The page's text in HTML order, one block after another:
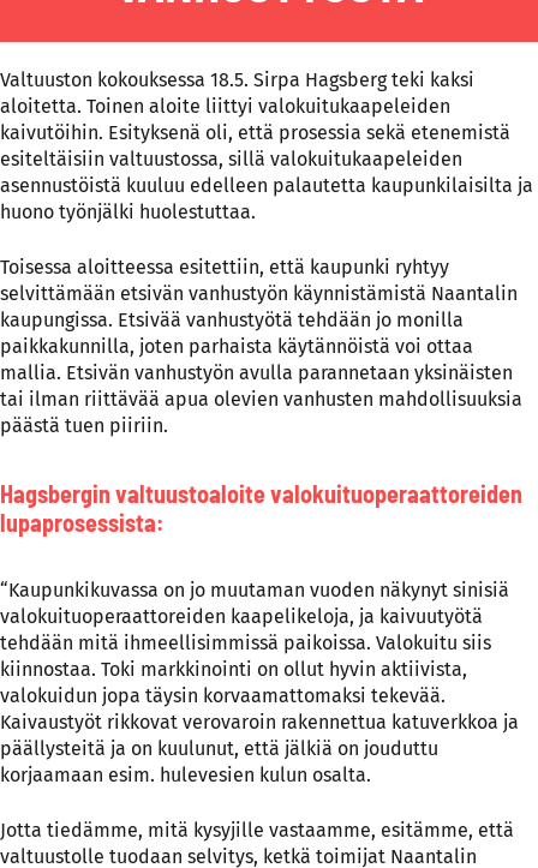
Valtuuston kokouksessa 18.5. Sirpa Hagsberg teki kaksi
aloitetta. Toinen aloite liittyi valokuitukaapeleiden
kaivutöihin. Esityksenä oli, että prosessia sekä etenemistä
esiteltäisiin valtuustossa, sillä valokuitukaapeleiden
asennustöistä kuuluu edelleen palautetta kaupunkilaisilta ja
huono työnjälki huolestuttaa.
Toisessa aloitteessa esitettiin, että kaupunki ryhtyy
selvittämään etsivän vanhustyön käynnistämistä Naantalin
kaupungissa. Etsivää vanhustyötä tehdään jo monilla
paikkakunnilla, joten parhaista käytännöistä voi ottaa
mallia. Etsivän vanhustyön avulla parannetaan yksinäisten
tai ilman riittävää apua olevien vanhusten mahdollisuuksia
päästä tuen piiriin.
Hagsbergin valtuustoaloite valokuituoperaattoreiden
lupaprosessista:
“Kaupunkikuvassa on jo muutaman vuoden näkynyt sinisiä
valokuituoperaattoreiden kaapelikeloja, ja kaivuutyötä
tehdään mitä ihmeellisimmissä paikoissa. Valokuitu siis
kiinnostaa. Toki markkinointi on ollut hyvin aktiivista,
valokuidun jopa täysin korvaamattomaksi tekevää.
Kaivaustyöt rikkovat verovaroin rakennettua katuverkkoa ja
päällysteitä ja on kuulunut, että jälkiä on jouduttu
korjaamaan esim. hulevesien kulun osalta.
Jotta tiedämme, mitä kysyjille vastaamme, esitämme, että
valtuustolle tuodaan selvitys, ketkä toimijat Naantalin